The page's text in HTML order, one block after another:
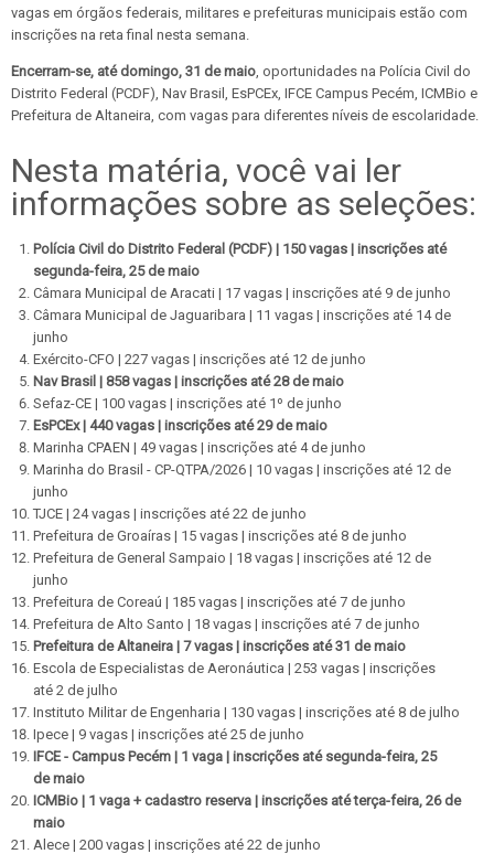
vagas em órgãos federais, militares e prefeituras municipais estão com
inscrições na reta final nesta semana.
Encerram-se, até domingo, 31 de maio, oportunidades na Polícia Civil do
Distrito Federal (PCDF), Nav Brasil, EsPCEx, IFCE Campus Pecém, ICMBio e
Prefeitura de Altaneira, com vagas para diferentes níveis de escolaridade.
Nesta matéria, você vai ler
informações sobre as seleções:
Polícia Civil do Distrito Federal (PCDF) | 150 vagas | inscrições até
segunda-feira, 25 de maio
Câmara Municipal de Aracati | 17 vagas | inscrições até 9 de junho
Câmara Municipal de Jaguaribara | 11 vagas | inscrições até 14 de
junho
Exército-CFO | 227 vagas | inscrições até 12 de junho
Nav Brasil | 858 vagas | inscrições até 28 de maio
Sefaz-CE | 100 vagas | inscrições até 1º de junho
EsPCEx | 440 vagas | inscrições até 29 de maio
Marinha CPAEN | 49 vagas | inscrições até 4 de junho
Marinha do Brasil - CP-QTPA/2026 | 10 vagas | inscrições até 12 de
junho
TJCE | 24 vagas | inscrições até 22 de junho
Prefeitura de Groaíras | 15 vagas | inscrições até 8 de junho
Prefeitura de General Sampaio | 18 vagas | inscrições até 12 de
junho
Prefeitura de Coreaú | 185 vagas | inscrições até 7 de junho
Prefeitura de Alto Santo | 18 vagas | inscrições até 7 de junho
Prefeitura de Altaneira | 7 vagas | inscrições até 31 de maio
Escola de Especialistas de Aeronáutica | 253 vagas | inscrições
até 2 de julho
Instituto Militar de Engenharia | 130 vagas | inscrições até 8 de julho
Ipece | 9 vagas | inscrições até 25 de junho
IFCE - Campus Pecém | 1 vaga | inscrições até segunda-feira, 25
de maio
ICMBio | 1 vaga + cadastro reserva | inscrições até terça-feira, 26 de
maio
Alece | 200 vagas | inscrições até 22 de junho